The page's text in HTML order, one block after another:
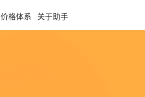
价格体系 关于助手